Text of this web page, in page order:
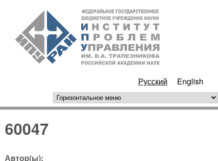
Перейти к основному
содержанию
РАН
Русский English
горизонтальное меню
60047
Автор(ы):